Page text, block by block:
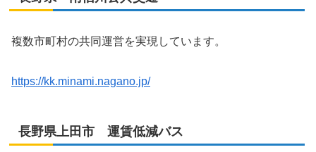
複数市町村の共同運営を実現しています。
https://kk.minami.nagano.jp/
長野県上田市 運賃低減バス